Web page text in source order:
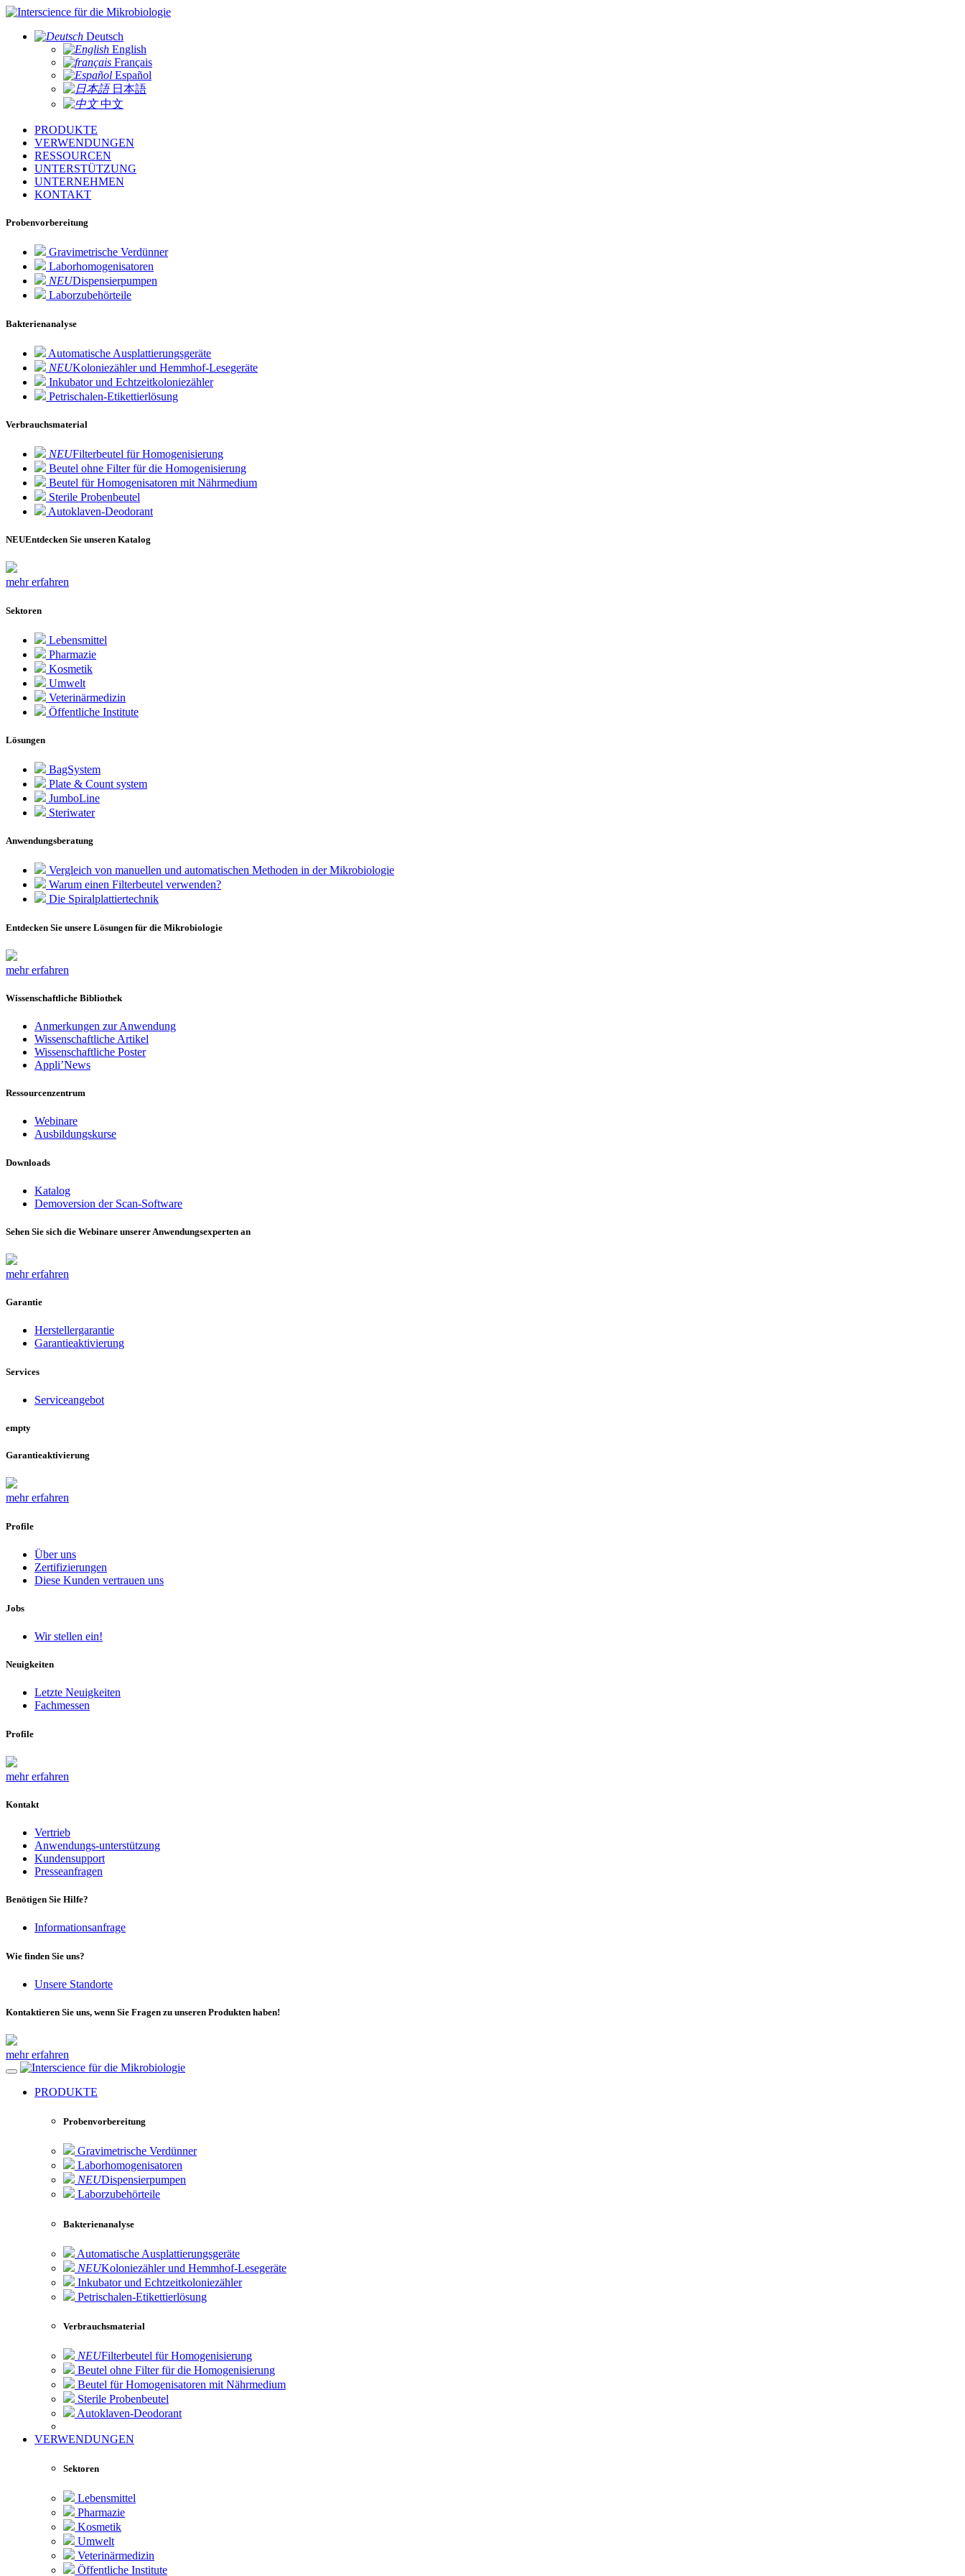
für die Mikrobiologie
Deutsch
English
Français
Español
日本語
中文
PRODUKTE
VERWENDUNGEN
RESSOURCEN
UNTERSTÜTZUNG
UNTERNEHMEN
KONTAKT
Probenvorbereitung
Gravimetrische Verdünner
Laborhomogenisatoren
NEUDispensierpumpen
Laborzubehörteile
Bakterienanalyse
Automatische Ausplattierungsgeräte
NEUKoloniezähler und Hemmhof-Lesegeräte
Inkubator und Echtzeitkoloniezähler
Petrischalen-Etikettierlösung
Verbrauchsmaterial
NEUFilterbeutel für Homogenisierung
Beutel ohne Filter für die Homogenisierung
Beutel für Homogenisatoren mit Nährmedium
Sterile Probenbeutel
Autoklaven-Deodorant
NEUEntdecken Sie unseren Katalog
mehr erfahren
Sektoren
Lebensmittel
Pharmazie
Kosmetik
Umwelt
Veterinärmedizin
Öffentliche Institute
Lösungen
BagSystem
Plate & Count system
JumboLine
Steriwater
Anwendungsberatung
Vergleich von manuellen und automatischen Methoden in der Mikrobiologie
Warum einen Filterbeutel verwenden?
Die Spiralplattier­technik
Entdecken Sie unsere Lösungen für die Mikrobiologie
mehr erfahren
Wissenschaftliche Bibliothek
Anmerkungen zur Anwendung
Wissenschaftliche Artikel
Wissenschaftliche Poster
Appli’News
Ressourcenzentrum
Webinare
Ausbildungskurse
Downloads
Katalog
Demoversion der Scan-Software
Sehen Sie sich die Webinare unserer Anwendungsexperten an
mehr erfahren
Garantie
Herstellergarantie
Garantieaktivierung
Services
Serviceangebot
empty
Garantieaktivierung
mehr erfahren
Profile
Über uns
Zertifizierungen
Diese Kunden vertrauen uns
Jobs
Wir stellen ein!
Neuigkeiten
Letzte Neuigkeiten
Fachmessen
Profile
mehr erfahren
Kontakt
Vertrieb
Anwendungs-unterstützung
Kundensupport
Presseanfragen
Benötigen Sie Hilfe?
Informationsanfrage
Wie finden Sie uns?
Unsere Standorte
Kontaktieren Sie uns, wenn Sie Fragen zu unseren Produkten haben!
mehr erfahren
für die Mikrobiologie
PRODUKTE
Probenvorbereitung
Gravimetrische Verdünner
Laborhomogenisatoren
NEUDispensierpumpen
Laborzubehörteile
Bakterienanalyse
Automatische Ausplattierungsgeräte
NEUKoloniezähler und Hemmhof-Lesegeräte
Inkubator und Echtzeitkoloniezähler
Petrischalen-Etikettierlösung
Verbrauchsmaterial
NEUFilterbeutel für Homogenisierung
Beutel ohne Filter für die Homogenisierung
Beutel für Homogenisatoren mit Nährmedium
Sterile Probenbeutel
Autoklaven-Deodorant
VERWENDUNGEN
Sektoren
Lebensmittel
Pharmazie
Kosmetik
Umwelt
Veterinärmedizin
Öffentliche Institute